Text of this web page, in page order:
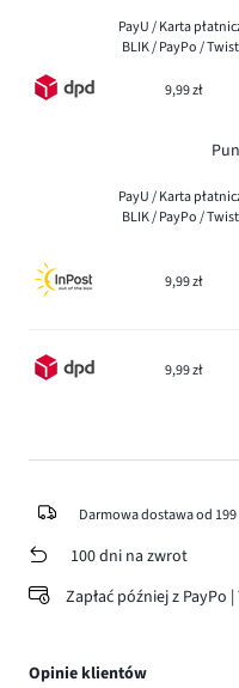
PayU / Karta
BLIK / PayPo /
9,99 zł
PayU / Karta
BLIK / PayPo /
9,99 zł
9,99 zł
Darmowa dostawa od 199
100 dni na zwrot
Zapłać później z PayPo
Opinie klientów